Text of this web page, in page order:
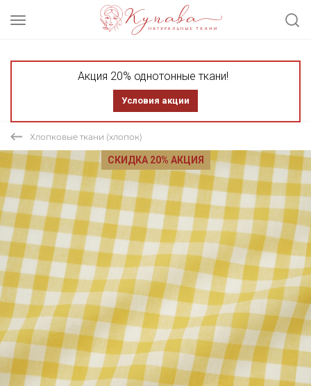
Акция 20% однотонные ткани!
Условия акции
Хлопковые ткани (хлопок)
СКИДКА 20% АКЦИЯ